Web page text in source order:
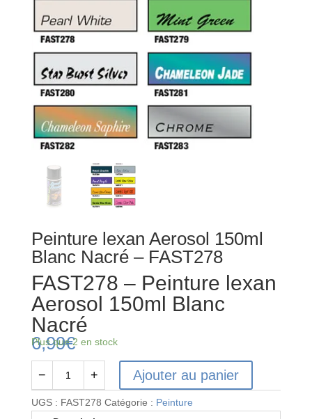
Peinture lexan Aerosol 150ml
Blanc Nacré – FAST278
FAST278 – Peinture lexan
Aerosol 150ml Blanc
Nacré
6,99€
Plus que 2 en stock
quantité
de
FAST278
− + Ajouter au panier
UGS : FAST278 Catégorie : Peinture